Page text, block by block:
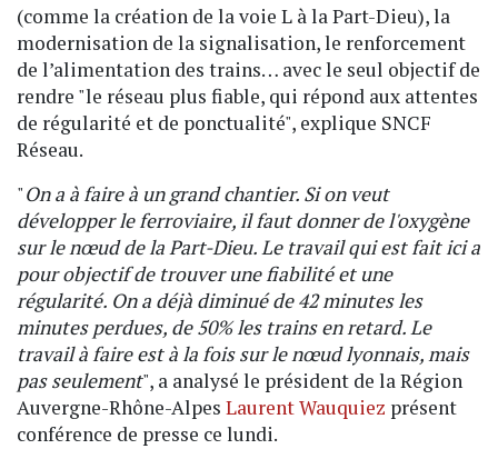
(comme la création de la voie L à la Part-Dieu), la
modernisation de la signalisation, le renforcement
de l’alimentation des trains… avec le seul objectif de
rendre "le réseau plus fiable, qui répond aux attentes
de régularité et de ponctualité", explique SNCF
Réseau.
"On a à faire à un grand chantier. Si on veut
développer le ferroviaire, il faut donner de l'oxygène
sur le nœud de la Part-Dieu. Le travail qui est fait ici a
pour objectif de trouver une fiabilité et une
régularité. On a déjà diminué de 42 minutes les
minutes perdues, de 50% les trains en retard. Le
travail à faire est à la fois sur le nœud lyonnais, mais
pas seulement", a analysé le président de la Région
Auvergne-Rhône-Alpes Laurent Wauquiez présent
conférence de presse ce lundi.